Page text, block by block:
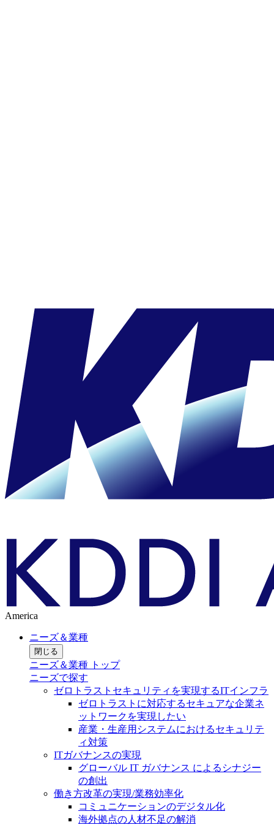
America
ニーズ＆業種
閉じる
ニーズ＆業種 トップ
ニーズで探す
ゼロトラストセキュリティを実現するITインフラ
ゼロトラストに対応するセキュアな企業ネ
ットワークを実現したい
産業・生産用システムにおけるセキュリテ
ィ対策
ITガバナンスの実現
グローバル IT ガバナンス によるシナジー
の創出
働き方改革の実現/業務効率化
コミュニケーションのデジタル化
海外拠点の人材不足の解消